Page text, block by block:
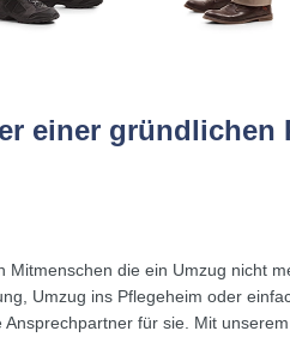
einer gründlichen
Mitmenschen die ein Umzug nicht
Umzug ins Pflegeheim oder
Ansprechpartner für sie. Mit